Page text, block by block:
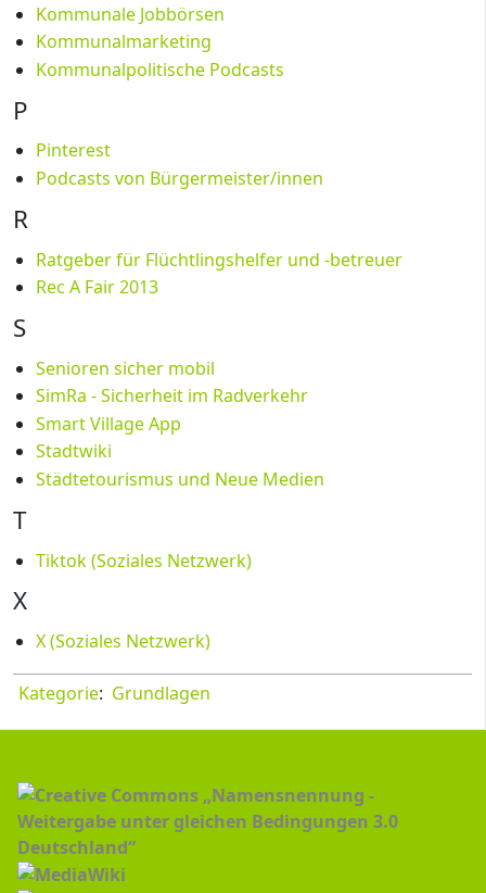
Kommunale Jobbörsen
Kommunalmarketing
Kommunalpolitische Podcasts
P
Pinterest
Podcasts von Bürgermeister/innen
R
Ratgeber für Flüchtlingshelfer und -betreuer
Rec A Fair 2013
S
Senioren sicher mobil
SimRa - Sicherheit im Radverkehr
Smart Village App
Stadtwiki
Städtetourismus und Neue Medien
T
Tiktok (Soziales Netzwerk)
X
X (Soziales Netzwerk)
Kategorie: Grundlagen